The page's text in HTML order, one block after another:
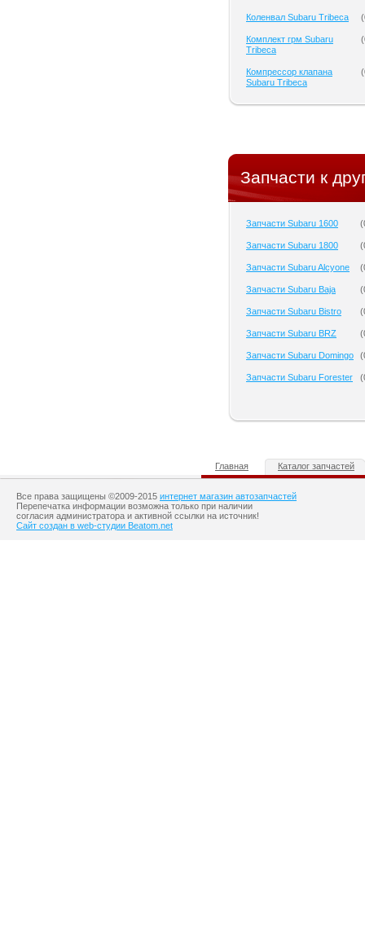
Коленвал Subaru Tribeca (
Комплект грм Subaru
Tribeca
(
Компрессор клапана
Subaru Tribeca
(
Запчасти к
Запчасти Subaru 1600 (
Запчасти Subaru 1800 (
Запчасти Subaru Alcyone (
Запчасти Subaru Baja (
Запчасти Subaru Bistro (
Запчасти Subaru BRZ (
Запчасти Subaru Domingo (
Запчасти Subaru Forester (
Главная Каталог запчастей
Все права защищены ©2009-2015 интернет магазин автозапчастей
Перепечатка информации возможна только при наличии
согласия администратора и активной ссылки на источник!
Сайт создан в web-студии Beatom.net